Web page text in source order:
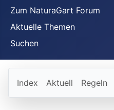
Zum NaturaGart Forum
Aktuelle Themen
Suchen
Index Aktuell Regeln